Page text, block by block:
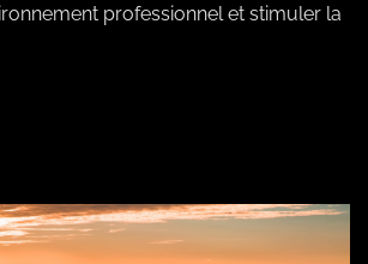
professionnel et stimuler la